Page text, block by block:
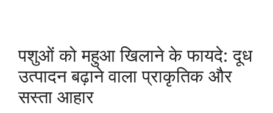
पशुओं को महुआ खिलाने के फायदे: दूध
उत्पादन बढ़ाने वाला प्राकृतिक और
सस्ता आहार